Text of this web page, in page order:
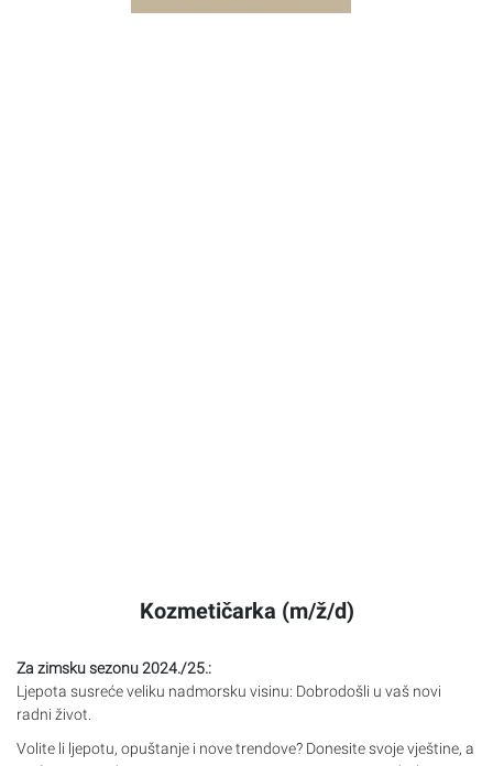
Kozmetičarka (m/ž/d)
Za zimsku sezonu 2024./25.:
Ljepota susreće veliku nadmorsku visinu: Dobrodošli u vaš novi
radni život.
Volite li ljepotu, opuštanje i nove trendove? Donesite svoje vještine, a